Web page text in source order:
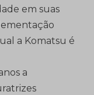
em suas
a Komatsu é
a